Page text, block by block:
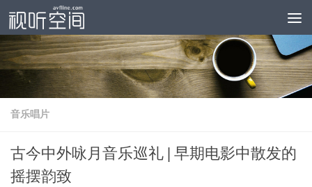
跳至内容
音乐唱片
古今中外咏月音乐巡礼 | 早期电影中散发的
摇摆韵致